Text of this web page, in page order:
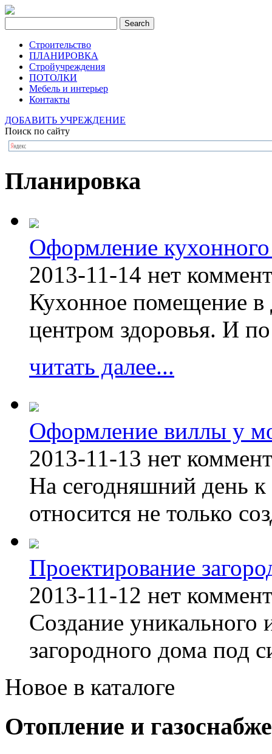
Строительство
ПЛАНИРОВКА
Стройучреждения
ПОТОЛКИ
Мебель и интерьер
Контакты
ДОБАВИТЬ УЧРЕЖДЕНИЕ
Поиск по сайту
Планировка
Оформление
2013-11-14 нет
Кухонное помещение в
центром здоровья. И
читать далее...
Оформление виллы у
2013-11-13 нет
На сегодняшний день к
относится не только
Проектирование
2013-11-12 нет
Создание уникального
загородного дома под
Новое в каталоге
Отопление и